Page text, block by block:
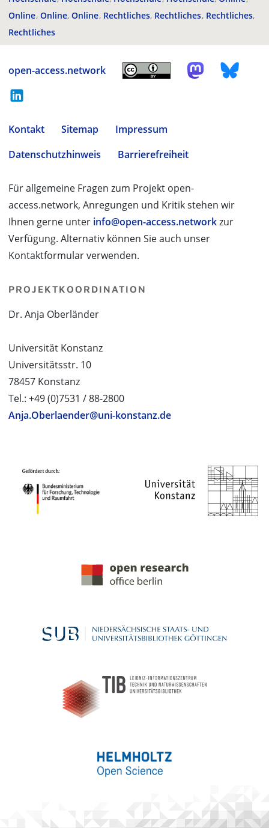
Online Online Online Rechtliches Rechtliches Rechtliches
Rechtliches
open-access.network
Kontakt Sitemap
Impressum
Datenschutzhinweis
Barrierefreiheit
Für allgemeine Fragen zum Projekt open-
access.network, Anregungen und Kritik stehen wir
Ihnen gerne unter info@open-access.networkzur
Verfügung. Alternativ können Sie auch unser
Kontaktformular verwenden.
PROJEKTKOORDINATION
Dr. Anja Oberländer
Universität Konstanz
Universitätsstr. 10
78457 Konstanz
Tel.: +49 (0)7531 / 88-2800
Anja.Oberlaender@uni-konstanz.de